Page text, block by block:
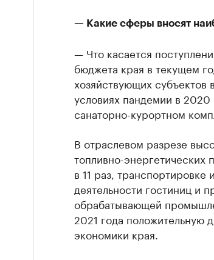
— Какие сферы вносят
— Что касается
бюджета края в текущем
хозяйствующих субъектов
условиях пандемии в 2020
санаторно-курортном
В отраслевом разрезе
топливно-энергетических
в 11 раз, транспортировке
деятельности гостиниц и
обрабатывающей
2021 года положительную
экономики края.